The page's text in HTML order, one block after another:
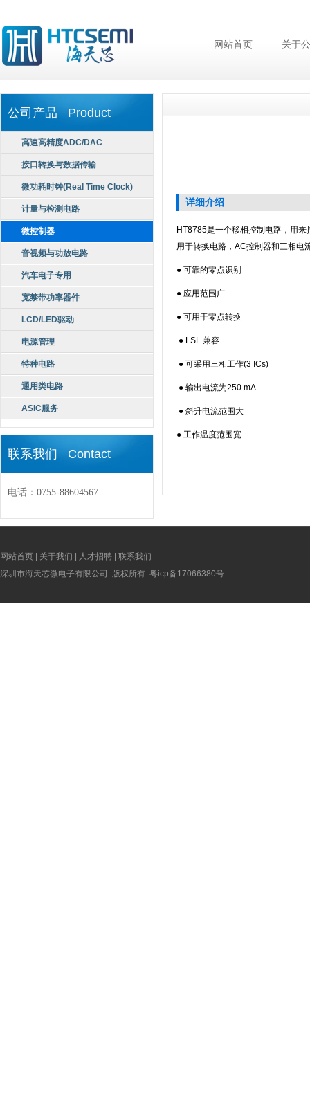
网站首页 关于
公司产品 Product
高速高精度ADC/DAC
接口转换与数据传输
微功耗时钟(Real Time Clock)
计量与检测电路
微控制器
音视频与功放电路
汽车电子专用
宽禁带功率器件
LCD/LED驱动
电源管理
特种电路
通用类电路
ASIC服务
联系我们 Contact
电话：0755-88604567
详细介绍
HT8785是一个移相控制电路，用
用于转换电路，AC控制器和三相电
● 可靠的零点识别
● 应用范围广
● 可用于零点转换
● LSL 兼容
● 可采用三相工作(3 ICs)
● 输出电流为250 mA
● 斜升电流范围大
● 工作温度范围宽
网站首页 关于我们 人才招聘
联系我们
深圳市海天芯微电子有限公司 版权所有 粤icp备17066380号